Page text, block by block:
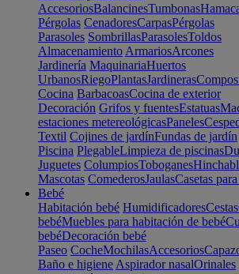
AccesoriosBalancinesTumbonas
Pérgolas CenadoresCarpasPérgolas
Parasoles SombrillasParasolesToldos
Almacenamiento ArmariosArcones
Jardinería MaquinariaHuertos
UrbanosRiegoPlantasJardineras
Cocina BarbacoasCocina de exterior
Decoración Grifos y fuentesEstatuas
estaciones metereológicasPaneles
Textil Cojines de jardínFundas de jardín
Piscina PlegableLimpieza de piscinas
Juguetes ColumpiosToboganes
Mascotas ComederosJaulasCasetas
Bebé
Habitación bebé HumidificadoresCestas
bebéMuebles para habitación de bebé
bebéDecoración bebé
Paseo CocheMochilasAccesorios
Baño e higiene Aspirador nasalOrinales